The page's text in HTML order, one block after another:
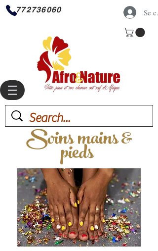
Se
772736060
Soins mains &
pieds